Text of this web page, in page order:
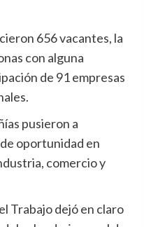
656 vacantes, la
con alguna
de 91 empresas
pusieron a
oportunidad en
comercio y
Trabajo dejó en claro